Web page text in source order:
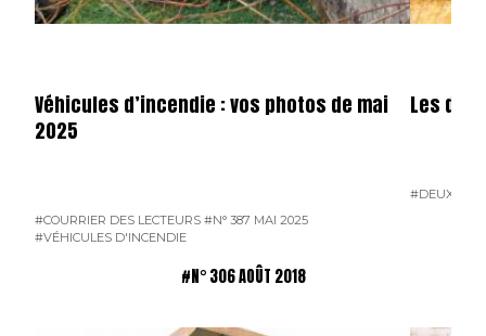
Véhicules d’incendie : vos photos de mai
2025
#COURRIER DES LECTEURS #N° 387 MAI 2025
#VÉHICULES D'INCENDIE
Les
#DEUX-
#N° 306 AOÛT 2018